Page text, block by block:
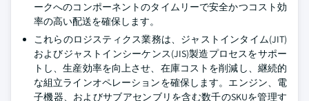
ークへのコンポーネントのタイムリーで安全かつコスト効
率の高い配送を確保します。
これらのロジスティクス業務は、ジャストインタイム(JIT)
およびジャストインシーケンス(JIS)製造プロセスをサポー
トし、生産効率を向上させ、在庫コストを削減し、継続的
な組立ラインオペレーションを確保します。エンジン、電
子機器、およびサブアセンブリを含む数千のSKUを管理す